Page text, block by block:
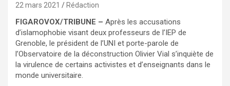
22 mars 2021 Rédaction
FIGAROVOX/TRIBUNE – Après les accusations
d’islamophobie visant deux professeurs de l’IEP de
Grenoble, le président de l’UNI et porte-parole de
l’Observatoire de la déconstruction Olivier Vial s’inquiète de
la virulence de certains activistes et d’enseignants dans le
monde universitaire.